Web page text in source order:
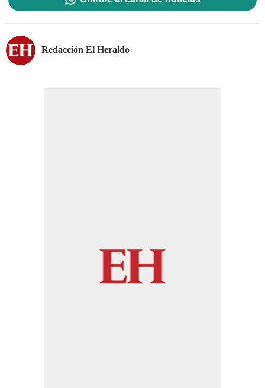
Redacción El Heraldo